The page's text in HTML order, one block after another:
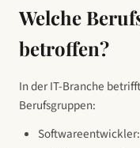
Welche
betroffen?
Inder IT-Branche
Berufsgruppen: